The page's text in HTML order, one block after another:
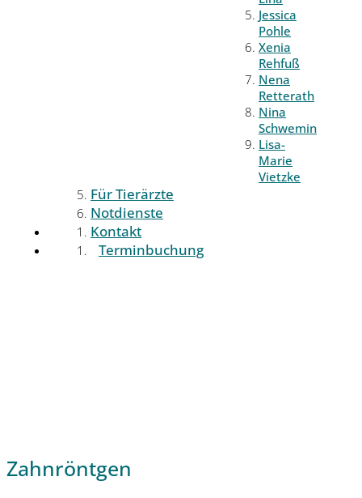
Jessica
Pohle
Xenia
Rehfuß
Nena
Retterath
Nina
Schwemin
Lisa-
Marie
Vietzke
Für Tierärzte
Notdienste
Kontakt
Terminbuchung
Zahnröntgen